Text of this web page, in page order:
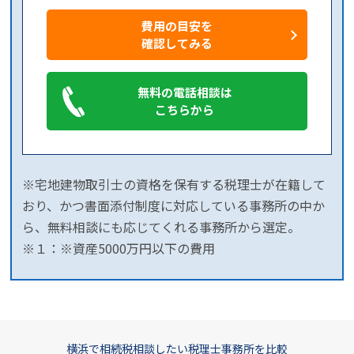
費用の目安を
確認してみる
無料の電話相談は
こちらから
※宅地建物取引士の資格を保有する税理士が在籍して
おり、かつ書面添付制度に対応している事務所の中か
ら、無料相談にも応じてくれる事務所から選定。
※１：※資産5000万円以下の費用
横浜で相続税相談したい税理士事務所を比較